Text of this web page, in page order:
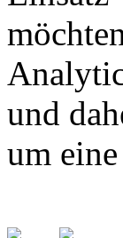
und
um